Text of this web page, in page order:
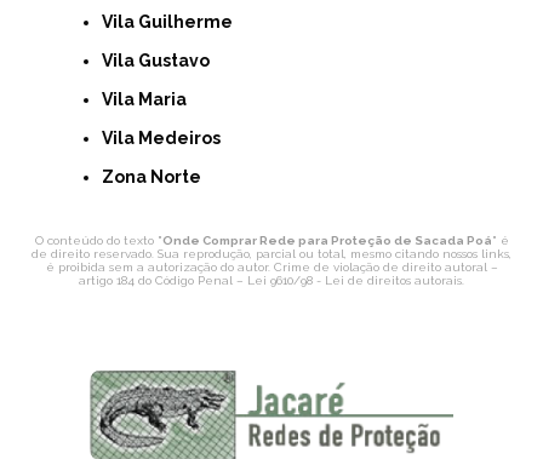
Vila Guilherme
Vila Gustavo
Vila Maria
Vila Medeiros
Zona Norte
O conteúdo do texto "Onde Comprar Rede para Proteção de Sacada Poá" é
de direito reservado. Sua reprodução, parcial ou total, mesmo citando nossos links,
é proibida sem a autorização do autor. Crime de violação de direito autoral –
artigo 184 do Código Penal – Lei 9610/98 - Lei de direitos autorais